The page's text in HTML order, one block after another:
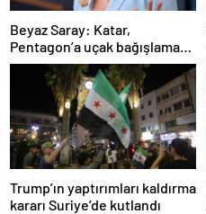
Beyaz Saray: Katar,
Pentagon’a uçak bağışlamayı
teklif etti
Trump’ın yaptırımları kaldırma
kararı Suriye’de kutlandı